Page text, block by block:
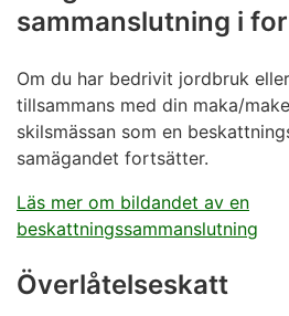
sammanslutning i
Om du har bedrivit jordbruk
tillsammans med din maka/
skilsmässan som en
samägandet fortsätter.
Läs mer om bildandet av en
beskattningssammanslutning
Överlåtelseskatt